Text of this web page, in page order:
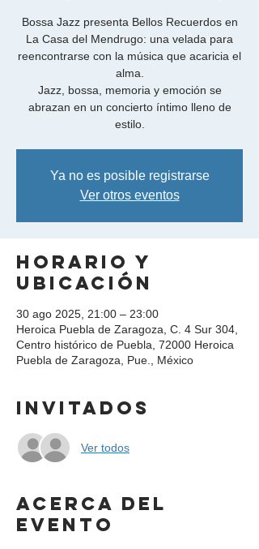
Bossa Jazz presenta Bellos Recuerdos en
La Casa del Mendrugo: una velada para
reencontrarse con la música que acaricia el
alma.
Jazz, bossa, memoria y emoción se
abrazan en un concierto íntimo lleno de
Ya no es posible registrarse
Ver otros eventos
Horario y
ubicación
30 ago 2025, 21:00 – 23:00
Heroica Puebla de Zaragoza, C. 4 Sur 304,
Centro histórico de Puebla, 72000 Heroica
Puebla de Zaragoza, Pue., México
Invitados
Ver todos
Acerca del
evento